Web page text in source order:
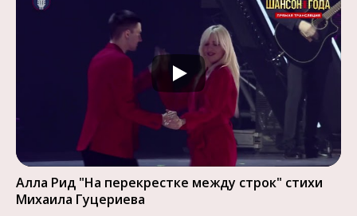
Алла Рид "На перекрестке между строк" стихи
Михаила Гуцериева